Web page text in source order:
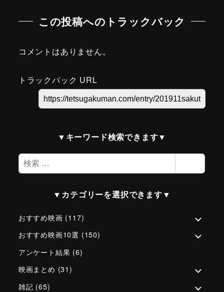
この投稿へのトラックバック
コメントはありません。
トラックバック URL
▼キーワード検索できます▼
検
索
▼カテゴリーを選択できます▼
おすすめ映画 (117)
おすすめ映画10選 (150)
アンケート結果 (6)
映画まとめ (31)
雑記 (65)